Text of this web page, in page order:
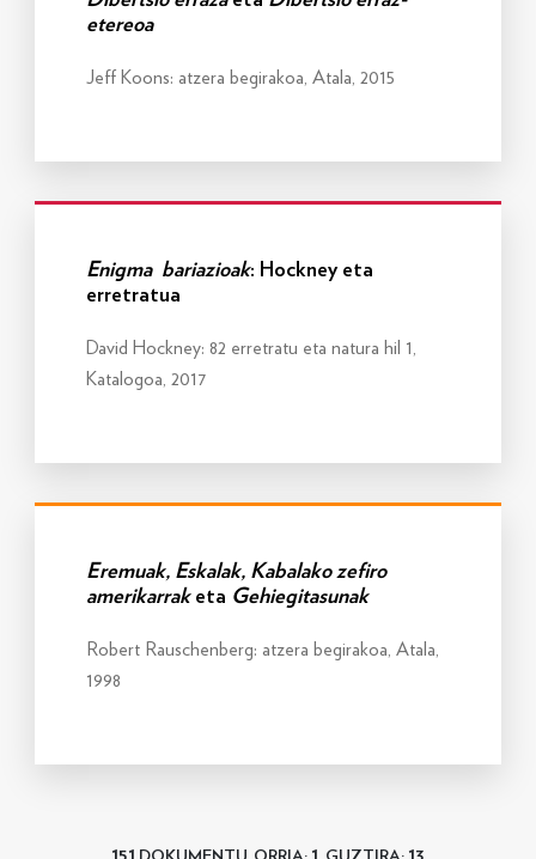
etereoa
Jeff Koons: atzera begirakoa, Atala, 2015
Enigma bariazioak: Hockney eta
erretratua
David Hockney: 82 erretratu eta natura hil 1,
Katalogoa, 2017
Eremuak, Eskalak, Kabalako zefiro
amerikarraketa Gehiegitasunak
Robert Rauschenberg: atzera begirakoa, Atala,
1998